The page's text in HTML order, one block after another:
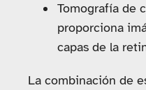
Tomografía de
proporciona
capas de la
La combinación de